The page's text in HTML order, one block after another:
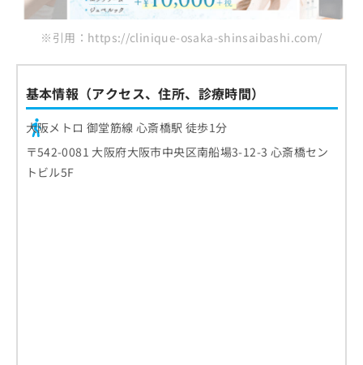
※引用：https://clinique-osaka-shinsaibashi.com/
基本情報（アクセス、住所、診療時間）
大阪メトロ 御堂筋線 心斎橋駅 徒歩1分
〒542-0081 大阪府大阪市中央区南船場3-12-3 心斎橋セン
トビル5F